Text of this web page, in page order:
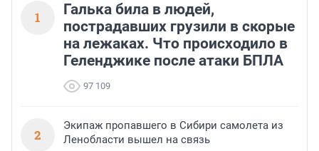
1
Галька била в людей,
пострадавших грузили в скорые
на лежаках. Что происходило в
Геленджике после атаки БПЛА
97 109
2
Экипаж пропавшего в Сибири самолета из
Ленобласти вышел на связь